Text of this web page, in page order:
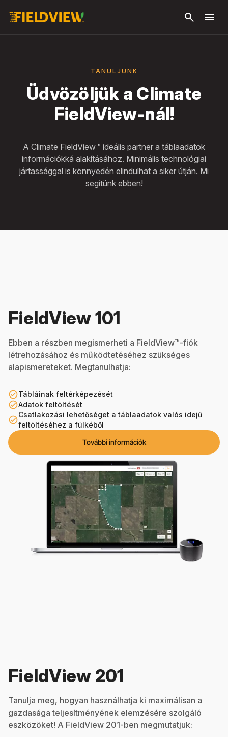
search menu
TANULJUNK
Üdvözöljük a Climate
FieldView-nál!
A Climate FieldView™ ideális partner a táblaadatok
információkká alakításához. Minimális technológiai
jártassággal is könnyedén elindulhat a siker útján. Mi
segítünk ebben!
FieldView 101
Ebben a részben megismerheti a FieldView™-fiók
létrehozásához és működtetéséhez szükséges
alapismereteket. Megtanulhatja:
check_circle_outlineTábláinak feltérképezését
check_circle_outlineAdatok feltöltését
check_circle_outline
Csatlakozási lehetőséget a táblaadatok valós idejű
feltöltéséhez a fülkéből
További információk
FieldView 201
Tanulja meg, hogyan használhatja ki maximálisan a
gazdasága teljesítményének elemzésére szolgáló
eszközöket! A FieldView 201-ben megmutatjuk: